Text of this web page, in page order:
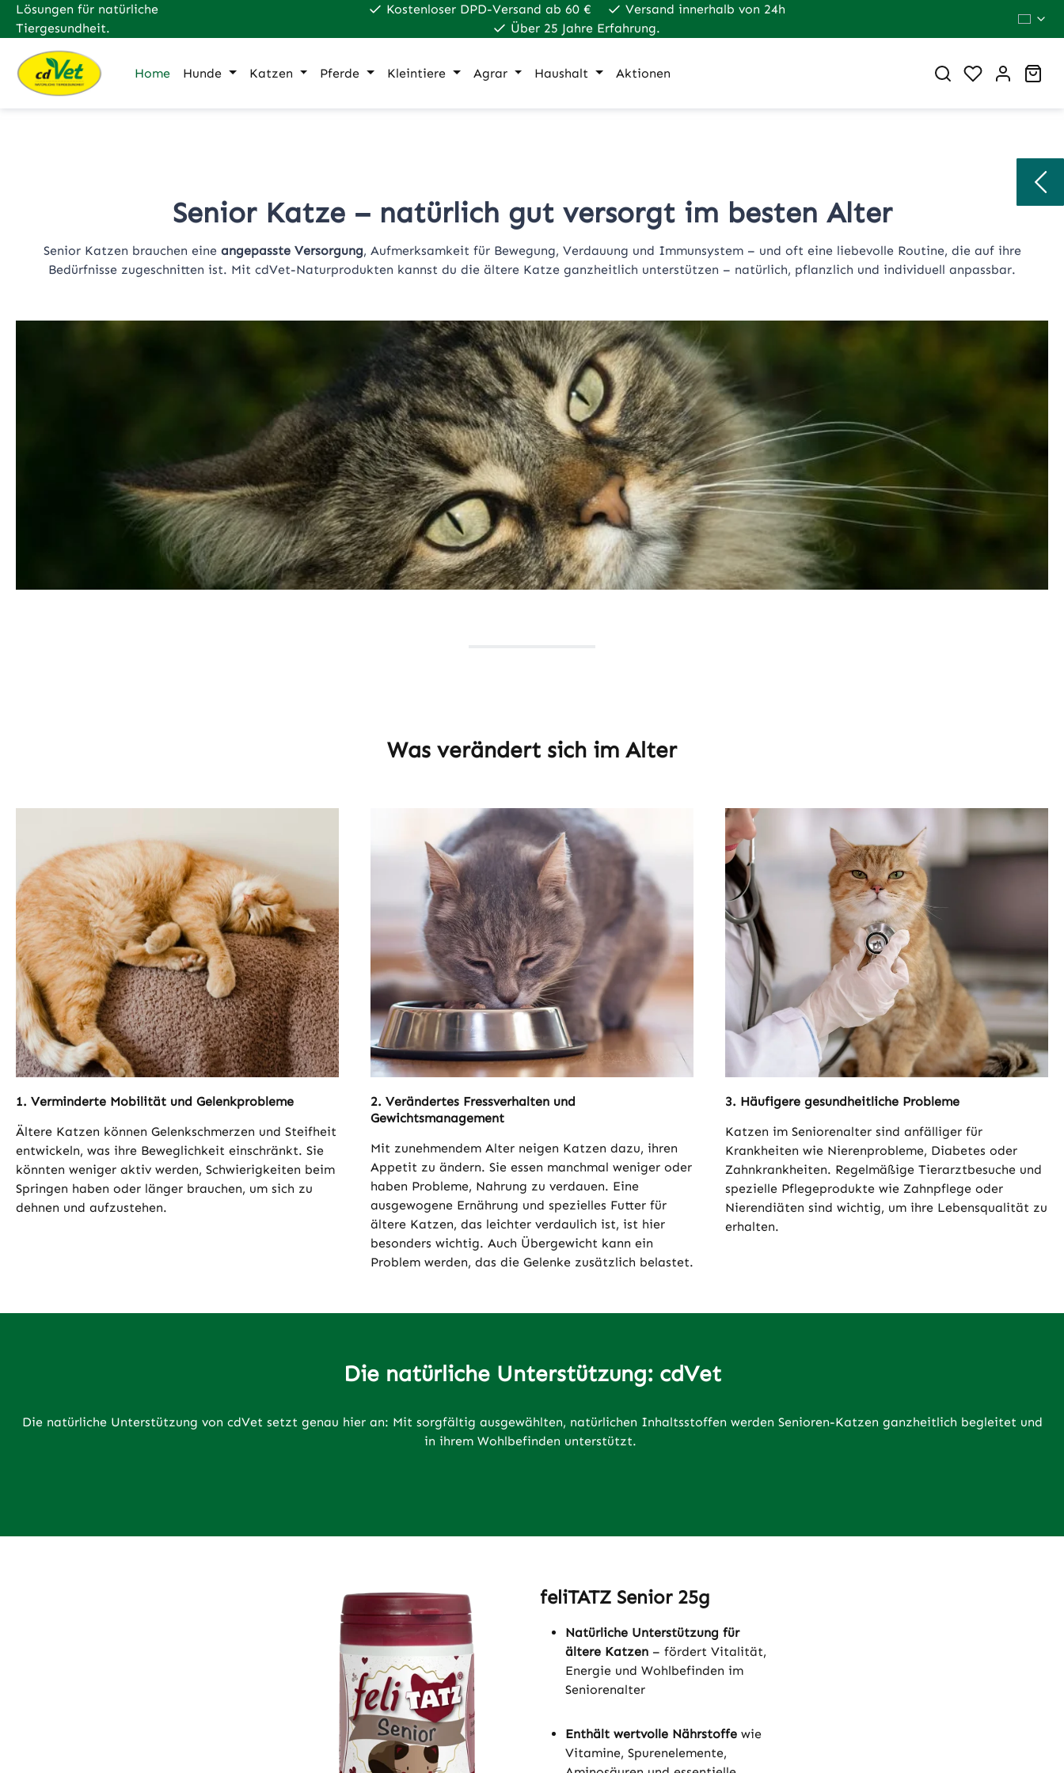
Hauptinhalt springen
Zur Suche springen
Zur Hauptnavigation springen
Lösungen für natürliche
Tiergesundheit.
Kostenloser DPD-Versand ab 60 €
Versand innerhalb von 24h
Über 25 Jahre Erfahrung.
Home Hunde Katzen Pferde Kleintiere Agrar Haushalt Aktionen Du hast 0
Senior Katze – natürlich gut versorgt im besten Alter
Senior Katzen brauchen eine angepasste Versorgung, Aufmerksamkeit für Bewegung, Verdauung und Immunsystem – und oft eine liebevolle Routine, die auf ihre
Bedürfnisse zugeschnitten ist. Mit cdVet-Naturprodukten kannst du die ältere Katze ganzheitlich unterstützen – natürlich, pflanzlich und individuell anpassbar.
Was verändert sich im Alter
1. Verminderte Mobilität und Gelenkprobleme
Ältere Katzen können Gelenkschmerzen und Steifheit
entwickeln, was ihre Beweglichkeit einschränkt. Sie
könnten weniger aktiv werden, Schwierigkeiten beim
Springen haben oder länger brauchen, um sich zu
dehnen und aufzustehen.
2. Verändertes Fressverhalten und
Gewichtsmanagement
Mit zunehmendem Alter neigen Katzen dazu, ihren
Appetit zu ändern. Sie essen manchmal weniger oder
haben Probleme, Nahrung zu verdauen. Eine
ausgewogene Ernährung und spezielles Futter für
ältere Katzen, das leichter verdaulich ist, ist hier
besonders wichtig. Auch Übergewicht kann ein
Problem werden, das die Gelenke zusätzlich belastet.
3. Häufigere gesundheitliche Probleme
Katzen im Seniorenalter sind anfälliger für
Krankheiten wie Nierenprobleme, Diabetes oder
Zahnkrankheiten. Regelmäßige Tierarztbesuche und
spezielle Pflegeprodukte wie Zahnpflege oder
Nierendiäten sind wichtig, um ihre Lebensqualität zu
erhalten.
Die natürliche Unterstützung: cdVet
Die natürliche Unterstützung von cdVet setzt genau hier an: Mit sorgfältig ausgewählten, natürlichen Inhaltsstoffen werden Senioren-Katzen ganzheitlich begleitet und
in ihrem Wohlbefinden unterstützt.
feliTATZ Senior 25g
Natürliche Unterstützung für
ältere Katzen – fördert Vitalität,
Energie und Wohlbefinden im
Seniorenalter
Enthält wertvolle Nährstoffe wie
Vitamine, Spurenelemente,